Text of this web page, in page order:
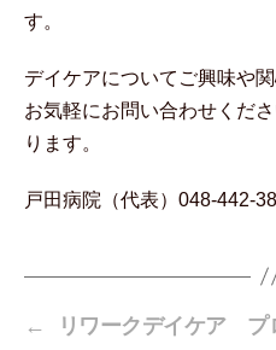
す。
デイケアについてご興味や
お気軽にお問い合わせくだ
ります。
戸田病院（代表）048-442-
←
リワークデイケア